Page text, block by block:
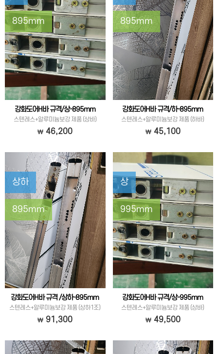
895mm
강화도어H바 규격/상-895mm
스텐레스+알루미늄보강 제품 (상바)
46,200
895mm
강화도어H바 규격/하-895mm
스텐레스+알루미늄보강 제품 (하바)
45,100
상하
895mm
강화도어H바 규격 /상하-895mm
스텐레스+알루미늄보강 제품 (상하1조)
91,300
상
995mm
강화도어H바 규격/상-995mm
스텐레스+알루미늄보강 제품 (상바)
49,500